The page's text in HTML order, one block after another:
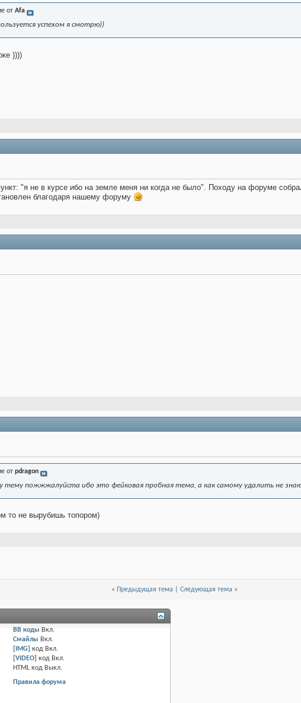
от Afa
успехом я смотрю))
))))
"я не в курсе ибо на земле меня ни когда не было". Походу на форуме
благодаря нашему форуму
от pdragon
тему пожжжалуйста ибо это фейковая пробная тема, а как самому удалить не
то не вырубишь топором)
« Предыдущая тема Следующая тема »
BB коды Вкл.
Смайлы Вкл.
[IMG] код Вкл.
[VIDEO] код Вкл.
HTML код Выкл.
Правила форума